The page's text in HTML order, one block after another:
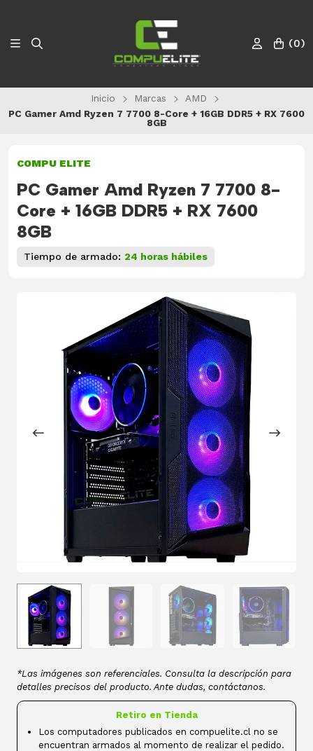
(0)
Inicio Marcas
AMD
PC Gamer Amd Ryzen 7 7700 8-Core + 16GB DDR5 + RX 7600
8GB
COMPU ELITE
PC Gamer Amd Ryzen 7 7700 8-
Core + 16GB DDR5 + RX 7600
8GB
Tiempo de armado: 24 horas hábiles
*Las imágenes son referenciales. Consulta la descripción para
detalles precisos del producto. Ante dudas, contáctanos.
Retiro en Tienda
Los computadores publicados en compuelite.cl no se
encuentran armados al momento de realizar el pedido.